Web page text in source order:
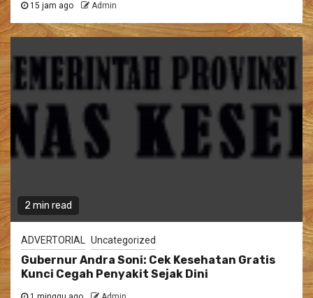
15 jam ago Admin
2 min read
ADVERTORIAL Uncategorized
Gubernur Andra Soni: Cek Kesehatan Gratis
Kunci Cegah Penyakit Sejak Dini